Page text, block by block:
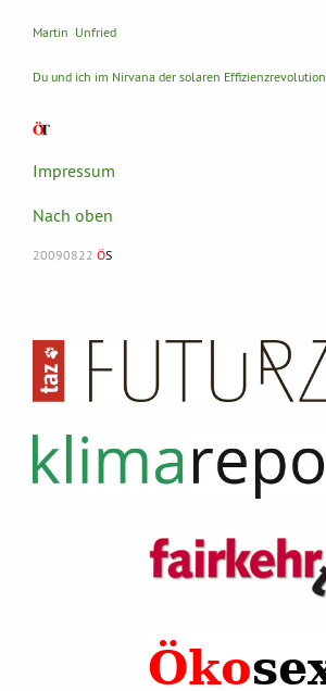
Martin Unfried
Du und ich im Nirvana der solaren Effizienzrevolution
Impressum
Nach oben
20090822 ÖS